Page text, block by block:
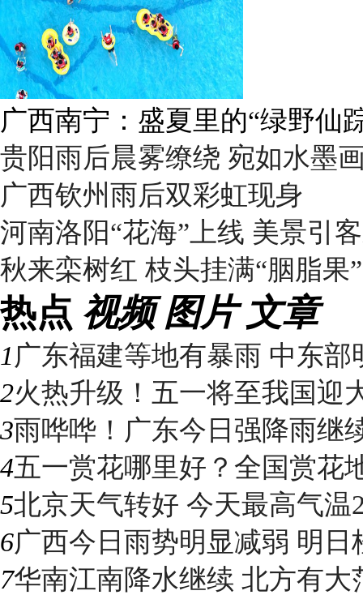
广西南宁：盛夏里的“绿野仙
贵阳雨后晨雾缭绕 宛如水墨
广西钦州雨后双彩虹现身
河南洛阳“花海”上线 美景引
秋来栾树红 枝头挂满“胭脂果”
热点 视频 图片 文章
1 广东福建等地有暴雨 中东部
2火热升级！五一将至我国迎
3雨哗哗！广东今日强降雨继
4五一赏花哪里好？全国赏花
5北京天气转好 今天最高气
6广西今日雨势明显减弱 明日
7华南江南降水继续 北方有大